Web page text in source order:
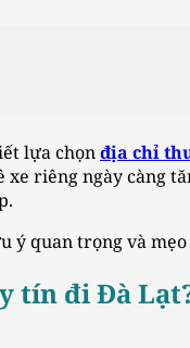
lựa chọnđịa chỉ
riêng ngày càng
ý quan trọng và
tín đi Đà